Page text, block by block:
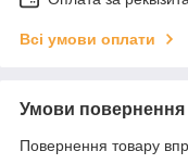
Всі умови оплати
Умови повернення
Повернення товару